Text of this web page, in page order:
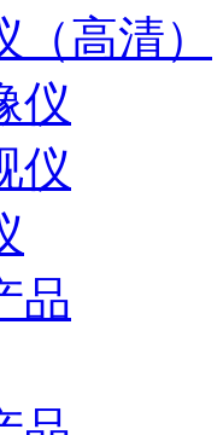
高清）
仪
仪
品